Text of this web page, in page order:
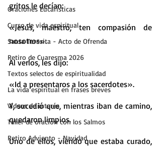
Oraciones Eucarísticas
Curso de vida espiritual
Santa Teresita - Acto de Ofrenda
Retiro de Cuaresma 2026
Textos selectos de espiritualidad
La vida espiritual en frases breves
Vídeos de interés
Taller de oración con los Salmos
Retiro Adviento - Navidad
gritos le decían:
«Jesús, maestro, ten compasión de
nosotros».
Al verlos, les dijo:
«Id a presentaros a los sacerdotes».
Y, sucedió que, mientras iban de camino,
quedaron limpios.
Uno de ellos, viendo que estaba curado,